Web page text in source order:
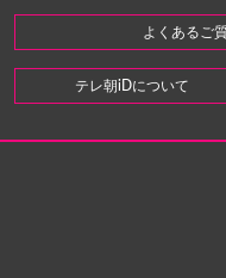
よくあるご
テレ朝iDについて